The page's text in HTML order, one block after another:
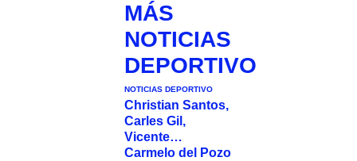
MÁS
NOTICIAS
DEPORTIVO
NOTICIAS DEPORTIVO
Christian Santos,
Carles Gil,
Vicente…
Carmelo del Pozo